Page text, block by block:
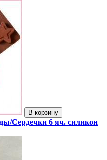
В корзину
Сердечки 6 яч. силикон